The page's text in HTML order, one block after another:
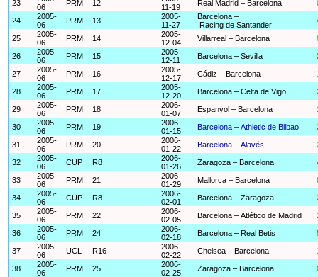
23
06
PRM 12
11-19
Real Madrid – Barcelona
24
2005-
06
PRM 13
2005-
11-27
Barcelona –
Racing de Santander
25
2005-
06
PRM 14
2005-
12-04
Villarreal – Barcelona
26
2005-
06
PRM 15
2005-
12-11
Barcelona – Sevilla
27
2005-
06
PRM 16
2005-
12-17
Cádiz – Barcelona
28
2005-
06
PRM 17
2005-
12-20
Barcelona – Celta de Vigo
29
2005-
06
PRM 18
2006-
01-07
Espanyol – Barcelona
30
2005-
06
PRM 19
2006-
01-15
Barcelona – Athletic de Bilbao
31
2005-
06
PRM 20
2006-
01-22
Barcelona – Alavés
32
2005-
06
CUP R8
2006-
01-26
Zaragoza – Barcelona
33
2005-
06
PRM 21
2006-
01-29
Mallorca – Barcelona
34
2005-
06
CUP R8
2006-
02-01
Barcelona – Zaragoza
35
2005-
06
PRM 22
2006-
02-05
Barcelona – Atlético de Madrid
36
2005-
06
PRM 24
2006-
02-18
Barcelona – Real Betis
37
2005-
06
UCL R16
2006-
02-22
Chelsea – Barcelona
38
2005-
06
PRM 25
2006-
02-25
Zaragoza – Barcelona